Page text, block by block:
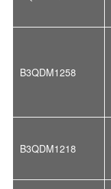
B3QDM1258
B3QDM1218